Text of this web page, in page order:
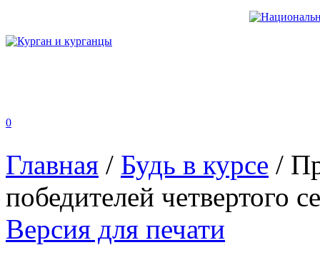
0
Главная / Будь в курсе /
победителей четвертого
Версия для печати